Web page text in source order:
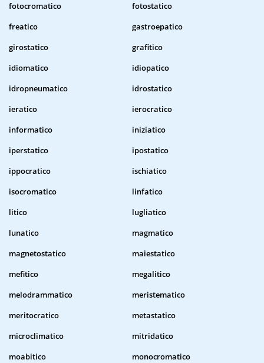
fotocromatico
fotostatico
freatico
gastroepatico
girostatico
grafitico
idiomatico
idiopatico
idropneumatico
idrostatico
ieratico
ierocratico
informatico
iniziatico
iperstatico
ipostatico
ippocratico
ischiatico
isocromatico
linfatico
litico
lugliatico
lunatico
magmatico
magnetostatico
maiestatico
mefitico
megalitico
melodrammatico
meristematico
meritocratico
metastatico
microclimatico
mitridatico
moabitico
monocromatico